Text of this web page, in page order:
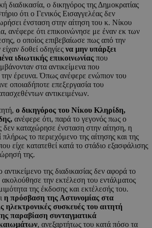
διαδικασία, ο δικηγόρος της Δημοκρατίας
ότι ο Γενικός Εισαγγελέας δεν
ένσταση στην αίτηση του κ. Νίκου
ανέφερε ότι επικοινώνησε με έναν εκ των
ο οποίος επιβεβαίωσε πως από την
δοθεί οδηγίες να μην υπάρξει
ιδιωτικής επικοινωνίας που
στα αντικείμενα που
έρευνα. Όπως ανέφερε ενώπιον του
οποιαδήποτε επεξεργασία του
αντικειμένων.
ο δικηγόρος του Νίκου Κληρίδη,
ανέφερε ότι, παρά το γεγονός πως ο
δεν καταχώρησε ένσταση στην αίτηση, η
πλήρως το περιεχόμενο της αίτησης και της
είχε κατατεθεί κατά το στάδιο εξασφάλισης
της.
της διαδικασίας δεν αφορά το
ακολούθησε την εκτέλεση του εντάλματος
της έκδοσης και εκτέλεσής του.
η πρόσβαση της Αστυνομίας στα
ηλεκτρονικές συσκευές του αιτητή
παραβίαση συνταγματικά
, ανεξαρτήτως του κατά πόσο τα